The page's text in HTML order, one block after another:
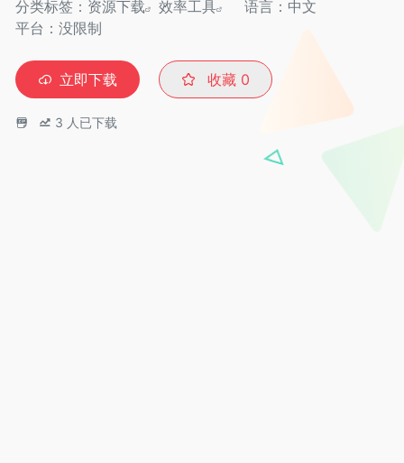
分类标签： 资源下载 效率工具
语言：中文
平台：没限制
立即下载 收藏 0
3 人已下载